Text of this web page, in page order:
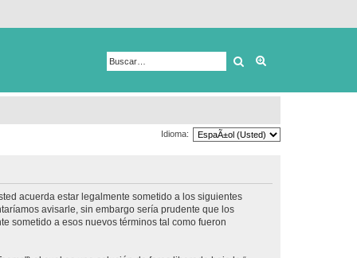
Buscar
Idioma:
acuerda estar legalmente sometido a los siguientes
avisarle, sin embargo sería prudente que los
sometido a esos nuevos términos tal como fueron